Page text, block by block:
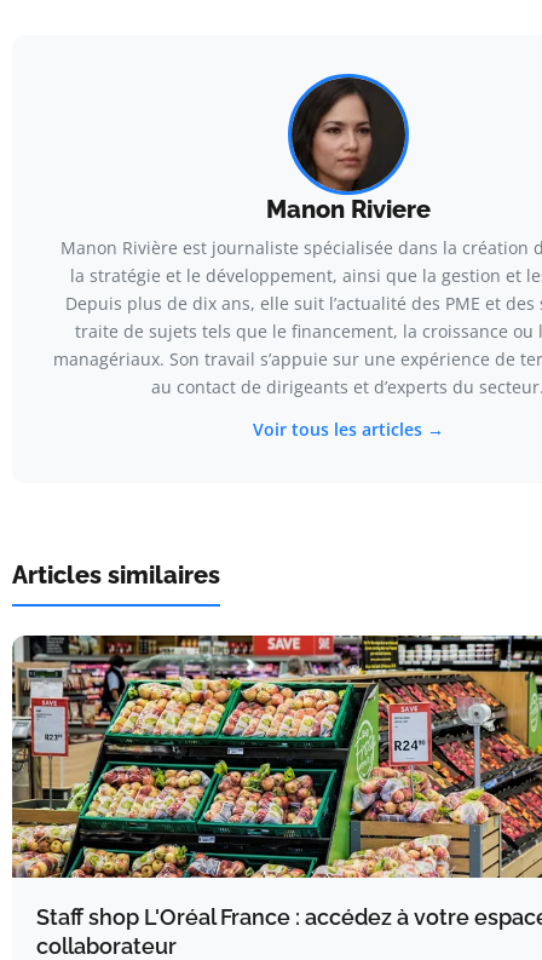
Manon Riviere
Manon Rivière est journaliste spécialisée dans la création
la stratégie et le développement, ainsi que la gestion et
Depuis plus de dix ans, elle suit l’actualité des PME et
traite de sujets tels que le financement, la croissance ou
managériaux. Son travail s’appuie sur une expérience de
au contact de dirigeants et d’experts du
Voir tous les articles →
Articles similaires
Staff shop L'Oréal France : accédez à votre
collaborateur